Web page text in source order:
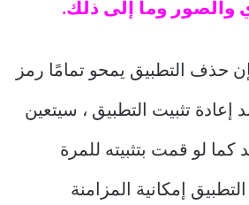
وما إلى ذلك.
حذف التطبيق يمحو تمامًا رمز
إعادة تثبيت التطبيق ، سيتعين
كما لو قمت بتثبيته للمرة
إمكانية المزامنة